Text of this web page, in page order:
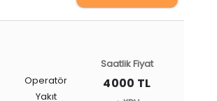
Operatör
Yakıt
Saatlik Fiyat
4000 TL